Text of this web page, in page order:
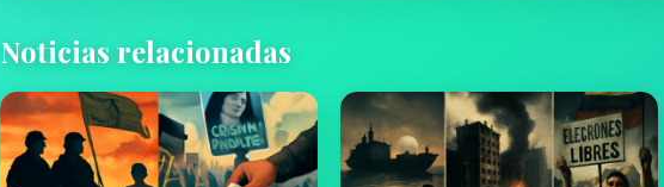
Noticias relacionadas